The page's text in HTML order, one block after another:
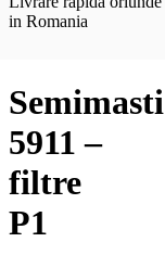
in Romania
Semimasti
5911 –
filtre
P1